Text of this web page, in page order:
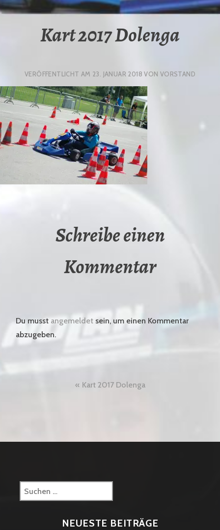
Kart 2017 Dolenga
VERÖFFENTLICHT AM 23. JANUAR 2018 VON VORSTAND
Schreibe einen
Kommentar
Du musst angemeldet sein, um einen Kommentar
abzugeben.
Beitragsnavigation
Kart 2017 Dolenga
Suchen
nach:
NEUESTE BEITRÄGE